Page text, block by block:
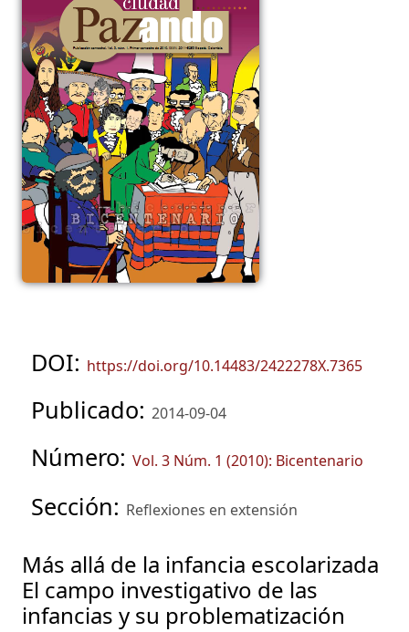
DOI: https://doi.org/10.14483/2422278X.7365
Publicado: 2014-09-04
Número: Vol. 3 Núm. 1 (2010): Bicentenario
Sección: Reflexiones en extensión
Más allá de la infancia escolarizada
El campo investigativo de las
infancias y su problematización